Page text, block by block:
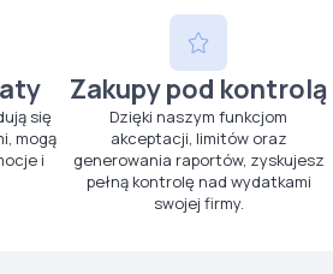
się
mogą
i
Zakupy pod kontrolą
Dzięki naszym funkcjom
akceptacji, limitów oraz
generowania raportów, zyskujesz
pełną kontrolę nad wydatkami
swojej firmy.